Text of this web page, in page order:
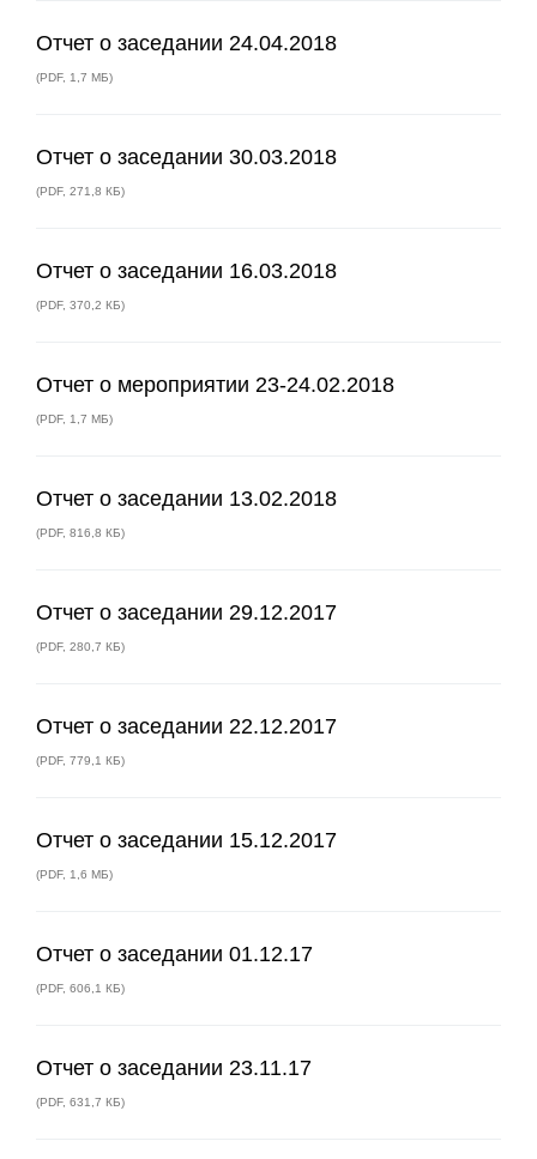
Отчет о заседании 24.04.2018
(PDF, 1,7 МБ)
Отчет о заседании 30.03.2018
(PDF, 271,8 КБ)
Отчет о заседании 16.03.2018
(PDF, 370,2 КБ)
Отчет о мероприятии 23-24.02.2018
(PDF, 1,7 МБ)
Отчет о заседании 13.02.2018
(PDF, 816,8 КБ)
Отчет о заседании 29.12.2017
(PDF, 280,7 КБ)
Отчет о заседании 22.12.2017
(PDF, 779,1 КБ)
Отчет о заседании 15.12.2017
(PDF, 1,6 МБ)
Отчет о заседании 01.12.17
(PDF, 606,1 КБ)
Отчет о заседании 23.11.17
(PDF, 631,7 КБ)